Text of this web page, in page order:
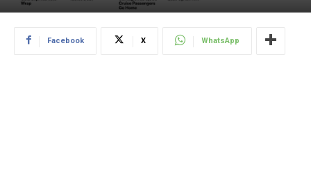
Facebook X WhatsApp